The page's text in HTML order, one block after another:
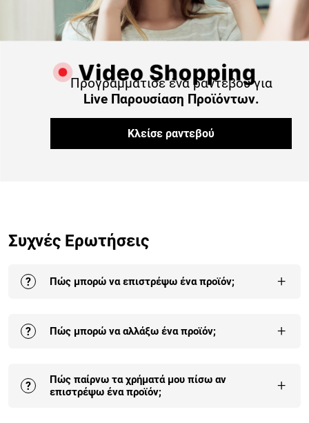
Προγραμμάτισε ένα ραντεβού για
Live Παρουσίαση Προϊόντων.
Κλείσε ραντεβού
Συχνές Ερωτήσεις
? Πώς μπορώ να επιστρέψω ένα προϊόν; +
παραγγελίας σου γίνεται έως και 30 ημέρες από την
? Πώς μπορώ να αλλάξω ένα προϊόν; +
συναρμολογηθεί και δεν έχουν χρησιμοποιηθεί. Η
πρώτη αλλαγή είναι δωρεάν για κάθε παραγγελία.
?
Πώς παίρνω τα χρήματά μου πίσω αν
επιστρέψω ένα προϊόν;
+